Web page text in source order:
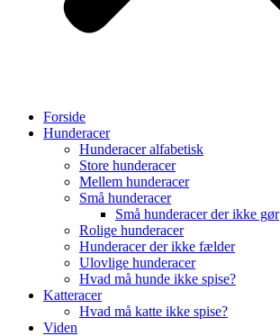
Forside
Hunderacer
Hunderacer alfabetisk
Store hunderacer
Mellem hunderacer
Små hunderacer
Små hunderacer der ikke gør
Rolige hunderacer
Hunderacer der ikke fælder
Ulovlige hunderacer
Hvad må hunde ikke spise?
Katteracer
Hvad må katte ikke spise?
Viden